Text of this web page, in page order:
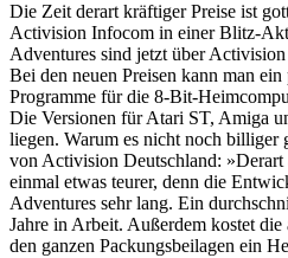
Die Zeit derart kräftiger Preise ist
Activision Infocom in einer Blitz-
Adventures sind jetzt über
Bei den neuen Preisen kann man
Programme für die 8-Bit-
Die Versionen für Atari ST, Amiga
liegen. Warum es nicht noch billiger
von Activision Deutschland: »Derart
einmal etwas teurer, denn die
Adventures sehr lang. Ein
Jahre in Arbeit. Außerdem kostet
den ganzen Packungsbeilagen ein